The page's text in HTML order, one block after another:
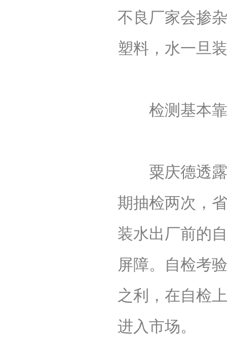
不良厂家会掺
塑料，水一旦
检测基本靠
粟庆德透露
期抽检两次，
装水出厂前的
屏障。自检考
之利，在自检
进入市场。